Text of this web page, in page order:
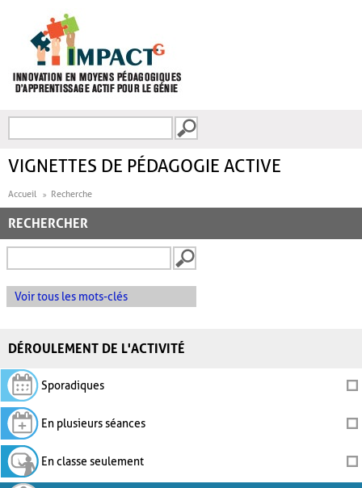
FORMULAIRE DE
VIGNETTES DE PÉDAGOGIE ACTIVE
Accueil Recherche
RECHERCHER
Voir tous les mots-clés
DÉROULEMENT DE L'ACTIVITÉ
Sporadiques
En plusieurs séances
En classe seulement